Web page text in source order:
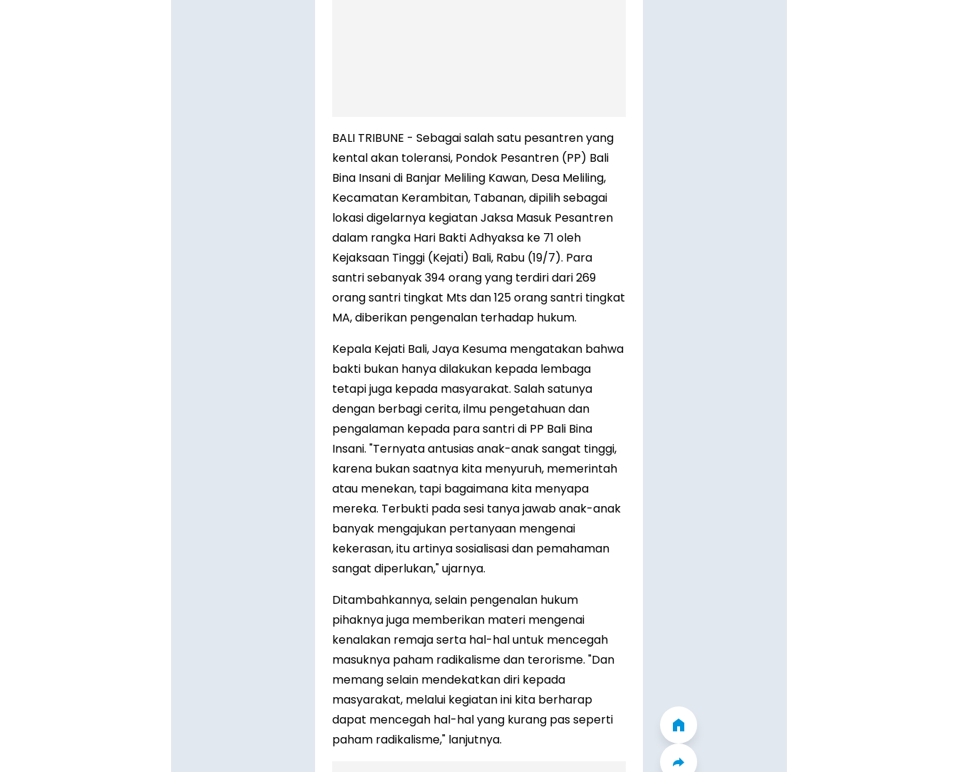
BALI TRIBUNE - Sebagai salah satu pesantren yang
kental akan toleransi, Pondok Pesantren (PP) Bali
Bina Insani di Banjar Meliling Kawan, Desa Meliling,
Kecamatan Kerambitan, Tabanan, dipilih sebagai
lokasi digelarnya kegiatan Jaksa Masuk Pesantren
dalam rangka Hari Bakti Adhyaksa ke 71 oleh
Kejaksaan Tinggi (Kejati) Bali, Rabu (19/7). Para
santri sebanyak 394 orang yang terdiri dari 269
orang santri tingkat Mts dan 125 orang santri tingkat
MA, diberikan pengenalan terhadap hukum.
Kepala Kejati Bali, Jaya Kesuma mengatakan bahwa
bakti bukan hanya dilakukan kepada lembaga
tetapi juga kepada masyarakat. Salah satunya
dengan berbagi cerita, ilmu pengetahuan dan
pengalaman kepada para santri di PP Bali Bina
Insani. "Ternyata antusias anak-anak sangat tinggi,
karena bukan saatnya kita menyuruh, memerintah
atau menekan, tapi bagaimana kita menyapa
mereka. Terbukti pada sesi tanya jawab anak-anak
banyak mengajukan pertanyaan mengenai
kekerasan, itu artinya sosialisasi dan pemahaman
sangat diperlukan," ujarnya.
Ditambahkannya, selain pengenalan hukum
pihaknya juga memberikan materi mengenai
kenalakan remaja serta hal-hal untuk mencegah
masuknya paham radikalisme dan terorisme. "Dan
memang selain mendekatkan diri kepada
masyarakat, melalui kegiatan ini kita berharap
dapat mencegah hal-hal yang kurang pas seperti
paham radikalisme," lanjutnya.